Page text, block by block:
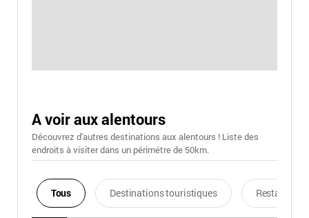
A voir aux alentours
Découvrez d'autres destinations aux alentours ! Liste des
endroits à visiter dans un périmétre de 50km.
Tous Destinations touristiques Restaurants